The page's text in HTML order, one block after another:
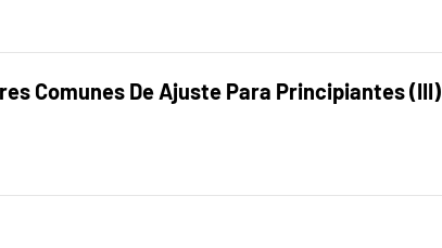
Comunes De Ajuste Para Principiantes (III)